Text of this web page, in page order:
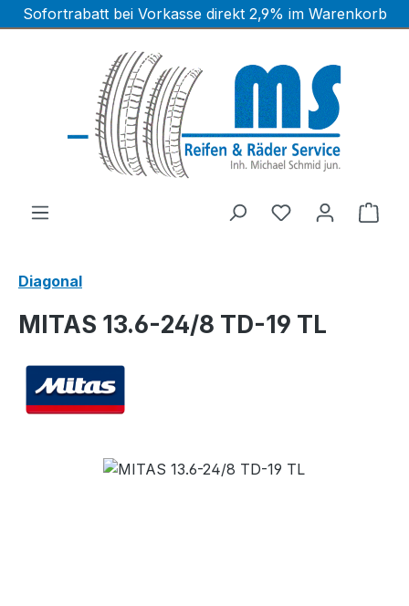
Zum Hauptinhalt springen
Sofortrabatt bei Vorkasse direkt 2,9% im Warenkorb
Diagonal
MITAS 13.6-24/8 TD-19 TL
Bildergalerie überspringen